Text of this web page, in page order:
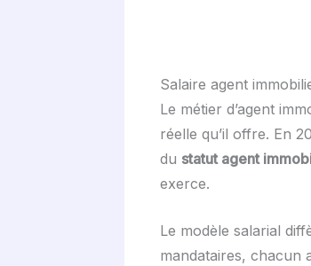
Salaire agent
Le métier d’agent
réelle qu’il offre. En
du statut agent
exerce.
Le modèle salarial
mandataires, chacun